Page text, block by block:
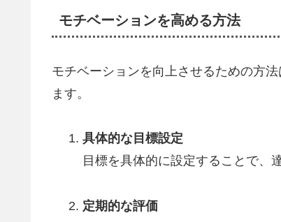
モチベーションを高める方法
モチベーションを向上させるための方
ます。
具体的な目標設定
目標を具体的に設定することで、
定期的な評価